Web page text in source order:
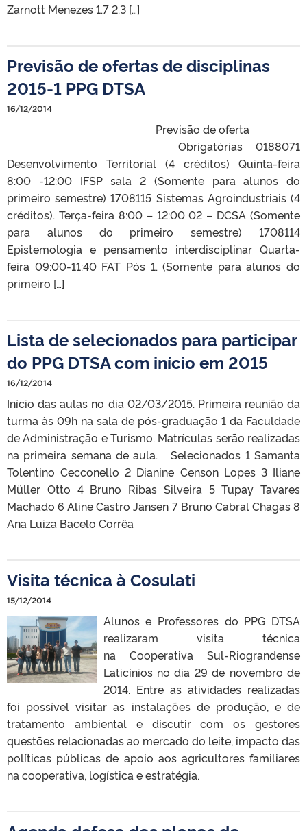
Zarnott Menezes 1.7 2.3 […]
Previsão de ofertas de disciplinas
2015-1 PPG DTSA
16/12/2014
Previsão de oferta
Obrigatórias 0188071
Desenvolvimento Territorial (4 créditos) Quinta-feira
8:00 -12:00 IFSP sala 2 (Somente para alunos do
primeiro semestre) 1708115 Sistemas Agroindustriais (4
créditos). Terça-feira 8:00 – 12:00 02 – DCSA (Somente
para alunos do primeiro semestre) 1708114
Epistemologia e pensamento interdisciplinar Quarta-
feira 09:00-11:40 FAT Pós 1. (Somente para alunos do
primeiro […]
Lista de selecionados para participar
do PPG DTSA com início em 2015
16/12/2014
Início das aulas no dia 02/03/2015. Primeira reunião da
turma às 09h na sala de pós-graduação 1 da Faculdade
de Administração e Turismo. Matrículas serão realizadas
na primeira semana de aula. Selecionados 1 Samanta
Tolentino Cecconello 2 Dianine Censon Lopes 3 Iliane
Müller Otto 4 Bruno Ribas Silveira 5 Tupay Tavares
Machado 6 Aline Castro Jansen 7 Bruno Cabral Chagas 8
Ana Luiza Bacelo Corrêa
Visita técnica à Cosulati
15/12/2014
Alunos e Professores do PPG DTSA
realizaram visita técnica
na Cooperativa Sul-Riograndense
Laticínios no dia 29 de novembro de
2014. Entre as atividades realizadas
foi possível visitar as instalações de produção, e de
tratamento ambiental e discutir com os gestores
questões relacionadas ao mercado do leite, impacto das
políticas públicas de apoio aos agricultores familiares
na cooperativa, logística e estratégia.